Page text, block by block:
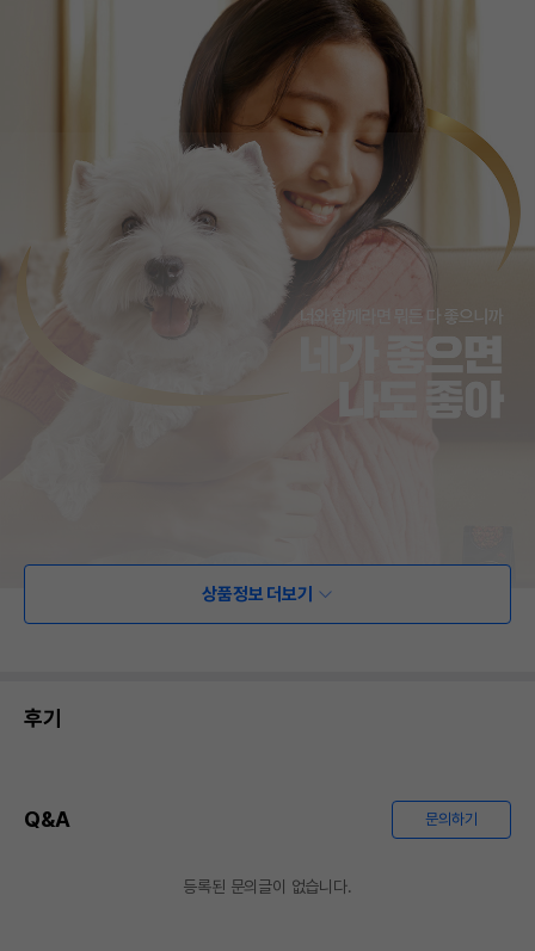
상품정보 더보기
후기
Q&A 문의하기
등록된 문의글이 없습니다.